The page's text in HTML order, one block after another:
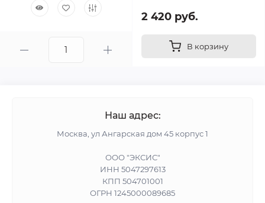
2 420 руб.
В корзину
Наш адрес:
Москва, ул Ангарская дом 45 корпус 1
ООО "ЭКСИС"
ИНН 5047297613
КПП 504701001
ОГРН 1245000089685